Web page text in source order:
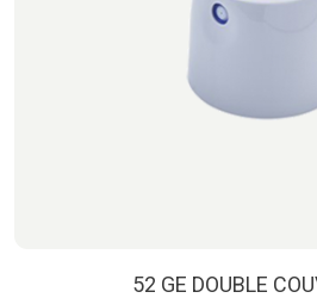
52 GE DOUBLE